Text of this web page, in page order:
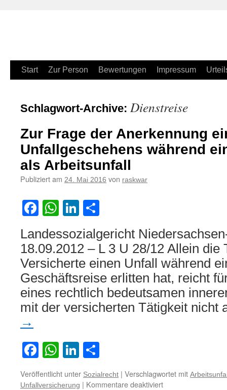
Zum
springen
Start Zur Person Bewertungen Impressum
Schlagwort-Archive: Dienstreise
Zur Frage der Anerkennung
Unfallgeschehens während
als Arbeitsunfall
Publiziert am 24. Mai 2016 von raskwar
Facebook
WhatsApp
LinkedIn
Landessozialgericht
18.09.2012 – L 3 U 28/12 Allein die
Versicherte einen Unfall während
Geschäftsreise erlitten hat, reicht
eines rechtlich bedeutsamen
mit der versicherten Tätigkeit
→
Facebook
WhatsApp
LinkedIn
Veröffentlicht unter Sozialrecht | Verschlagwortet mit
Unfallversicherung | Kommentare deaktiviertfür